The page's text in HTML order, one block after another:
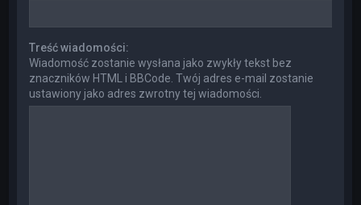
Treść wiadomości:
Wiadomość zostanie wysłana jako zwykły tekst bez
znaczników HTML i BBCode. Twój adres e-mail zostanie
ustawiony jako adres zwrotny tej wiadomości.